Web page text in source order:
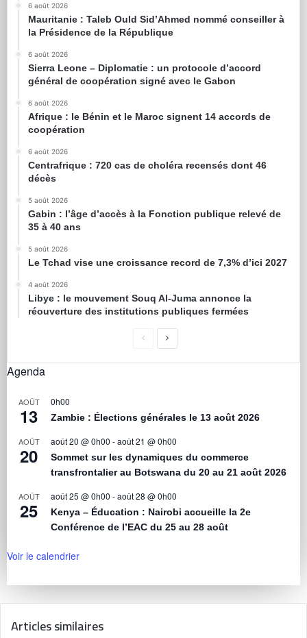
6 août 2026
Mauritanie : Taleb Ould Sid’Ahmed nommé conseiller à
la Présidence de la République
6 août 2026
Sierra Leone – Diplomatie : un protocole d’accord
général de coopération signé avec le Gabon
6 août 2026
Afrique : le Bénin et le Maroc signent 14 accords de
coopération
6 août 2026
Centrafrique : 720 cas de choléra recensés dont 46
décès
5 août 2026
Gabin : l’âge d’accès à la Fonction publique relevé de
35 à 40 ans
5 août 2026
Le Tchad vise une croissance record de 7,3% d’ici 2027
4 août 2026
Libye : le mouvement Souq Al-Juma annonce la
réouverture des institutions publiques fermées
Agenda
AOÛT
13
0h00
Zambie : Élections générales le 13 août 2026
AOÛT
20
août 20 @ 0h00 -août 21 @ 0h00
Sommet sur les dynamiques du commerce
transfrontalier au Botswana du 20 au 21 août 2026
AOÛT
25
août 25 @ 0h00 -août 28 @ 0h00
Kenya – Éducation : Nairobi accueille la 2e
Conférence de l’EAC du 25 au 28 août
Voir le calendrier
Articles similaires